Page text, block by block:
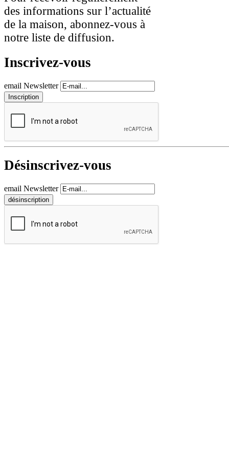
des informations sur l’actualité
de la maison, abonnez-vous à
notre liste de diffusion.
Inscrivez-vous
email Newsletter
Désinscrivez-vous
email Newsletter